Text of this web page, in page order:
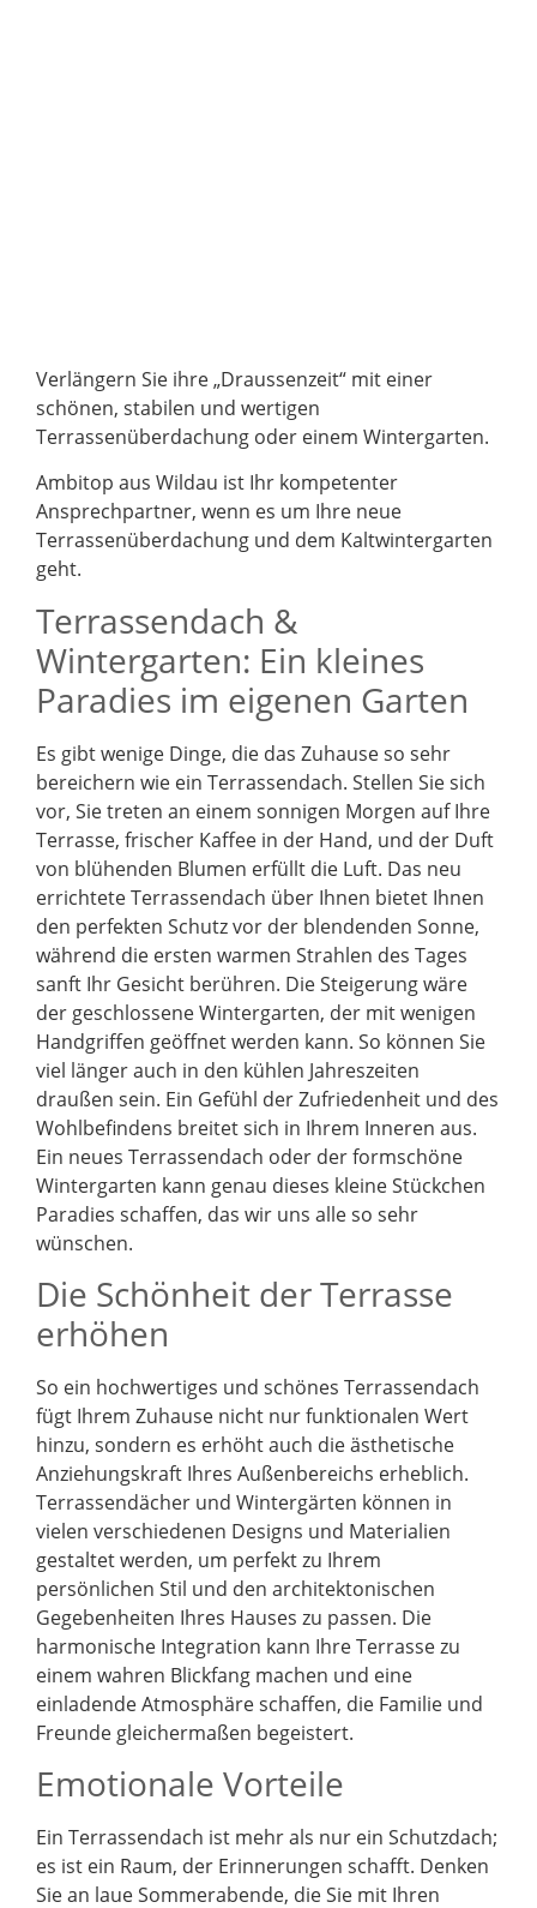
Verlängern Sie ihre „Draussenzeit“ mit einer
schönen, stabilen und wertigen
Terrassenüberdachung oder einem Wintergarten.
Ambitop aus Wildau ist Ihr kompetenter
Ansprechpartner, wenn es um Ihre neue
Terrassenüberdachung und dem Kaltwintergarten
geht.
Terrassendach &
Wintergarten: Ein kleines
Paradies im eigenen Garten
Es gibt wenige Dinge, die das Zuhause so sehr
bereichern wie ein Terrassendach. Stellen Sie sich
vor, Sie treten an einem sonnigen Morgen auf Ihre
Terrasse, frischer Kaffee in der Hand, und der Duft
von blühenden Blumen erfüllt die Luft. Das neu
errichtete Terrassendach über Ihnen bietet Ihnen
den perfekten Schutz vor der blendenden Sonne,
während die ersten warmen Strahlen des Tages
sanft Ihr Gesicht berühren. Die Steigerung wäre
der geschlossene Wintergarten, der mit wenigen
Handgriffen geöffnet werden kann. So können Sie
viel länger auch in den kühlen Jahreszeiten
draußen sein. Ein Gefühl der Zufriedenheit und des
Wohlbefindens breitet sich in Ihrem Inneren aus.
Ein neues Terrassendach oder der formschöne
Wintergarten kann genau dieses kleine Stückchen
Paradies schaffen, das wir uns alle so sehr
wünschen.
Die Schönheit der Terrasse
erhöhen
So ein hochwertiges und schönes Terrassendach
fügt Ihrem Zuhause nicht nur funktionalen Wert
hinzu, sondern es erhöht auch die ästhetische
Anziehungskraft Ihres Außenbereichs erheblich.
Terrassendächer und Wintergärten können in
vielen verschiedenen Designs und Materialien
gestaltet werden, um perfekt zu Ihrem
persönlichen Stil und den architektonischen
Gegebenheiten Ihres Hauses zu passen. Die
harmonische Integration kann Ihre Terrasse zu
einem wahren Blickfang machen und eine
einladende Atmosphäre schaffen, die Familie und
Freunde gleichermaßen begeistert.
Emotionale Vorteile
Ein Terrassendach ist mehr als nur ein Schutzdach;
es ist ein Raum, der Erinnerungen schafft. Denken
Sie an laue Sommerabende, die Sie mit Ihren